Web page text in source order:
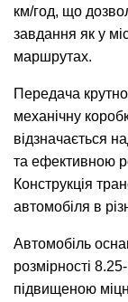
км/год, що
завдання як у
маршрутах.
Передача
механічну
відзначається
та ефективною
Конструкція
автомобіля в
Автомобіль
розмірності
підвищеною